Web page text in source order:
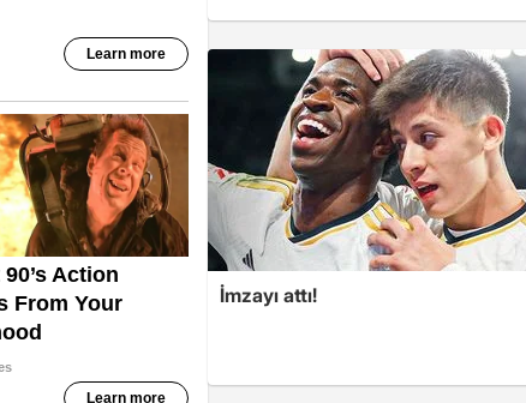
İmzayı attı!